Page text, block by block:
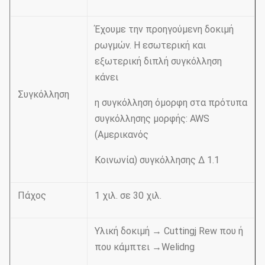
Συγκόλληση
Έχουμε την προηγούμενη δοκιμή
ρωγμών. Η εσωτερική και
εξωτερική διπλή συγκόλληση
κάνει
η συγκόλληση όμορφη στα πρότυπα
συγκόλλησης μορφής: AWS
(Αμερικανός
Κοινωνία) συγκόλλησης Δ 1.1
Πάχος 1 χιλ. σε 30 χιλ.
Υλική δοκιμή → Cuttingj Rew που ή
που κάμπτει →Welidng